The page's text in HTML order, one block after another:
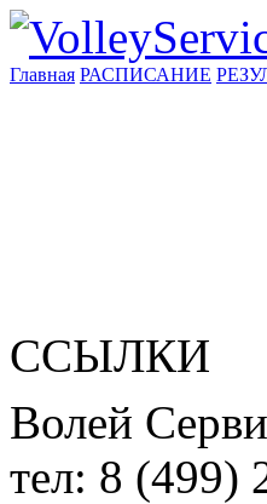
Главная РАСПИСАНИЕ
ССЫЛКИ
Волей
тел: 8 (499)